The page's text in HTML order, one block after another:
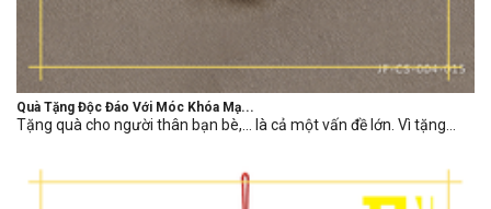
Quà Tặng Độc Đáo Với Móc Khóa Mạ...
Tặng quà cho người thân bạn bè,… là cả một vấn đề lớn. Vì tặng...